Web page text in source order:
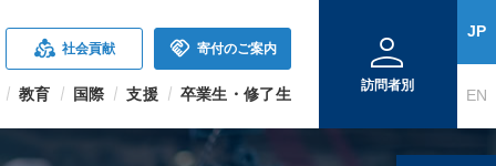
diversity_2 社会貢献 handshake 寄付のご案内
教育 国際 支援 卒業生・修了生
person
訪問者別
JP
EN